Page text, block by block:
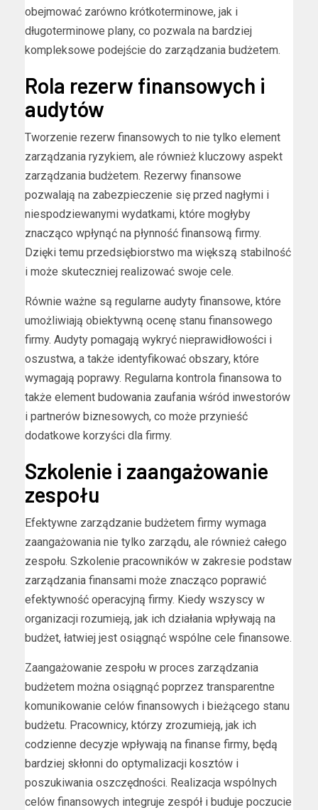
obejmować zarówno krótkoterminowe, jak i
długoterminowe plany, co pozwala na bardziej
kompleksowe podejście do zarządzania budżetem.
Rola rezerw finansowych i
audytów
Tworzenie rezerw finansowych to nie tylko element
zarządzania ryzykiem, ale również kluczowy aspekt
zarządzania budżetem. Rezerwy finansowe
pozwalają na zabezpieczenie się przed nagłymi i
niespodziewanymi wydatkami, które mogłyby
znacząco wpłynąć na płynność finansową firmy.
Dzięki temu przedsiębiorstwo ma większą stabilność
i może skuteczniej realizować swoje cele.
Równie ważne są regularne audyty finansowe, które
umożliwiają obiektywną ocenę stanu finansowego
firmy. Audyty pomagają wykryć nieprawidłowości i
oszustwa, a także identyfikować obszary, które
wymagają poprawy. Regularna kontrola finansowa to
także element budowania zaufania wśród inwestorów
i partnerów biznesowych, co może przynieść
dodatkowe korzyści dla firmy.
Szkolenie i zaangażowanie
zespołu
Efektywne zarządzanie budżetem firmy wymaga
zaangażowania nie tylko zarządu, ale również całego
zespołu. Szkolenie pracowników w zakresie podstaw
zarządzania finansami może znacząco poprawić
efektywność operacyjną firmy. Kiedy wszyscy w
organizacji rozumieją, jak ich działania wpływają na
budżet, łatwiej jest osiągnąć wspólne cele finansowe.
Zaangażowanie zespołu w proces zarządzania
budżetem można osiągnąć poprzez transparentne
komunikowanie celów finansowych i bieżącego stanu
budżetu. Pracownicy, którzy zrozumieją, jak ich
codzienne decyzje wpływają na finanse firmy, będą
bardziej skłonni do optymalizacji kosztów i
poszukiwania oszczędności. Realizacja wspólnych
celów finansowych integruje zespół i buduje poczucie